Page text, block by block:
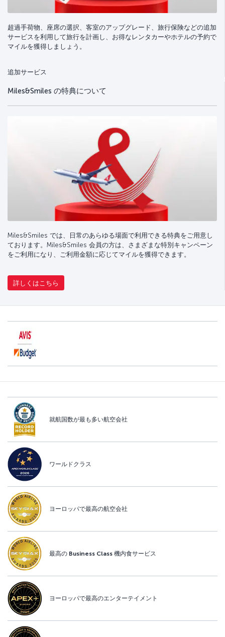
超過手荷物、座席の選択、客室のアップグレード、旅行保険などの追加
サービスを利用して旅行を計画し、お得なレンタカーやホテルの予約で
マイルを獲得しましょう。
追加サービス
Miles&Smiles の特典について
Miles&Smiles では、日常のあらゆる場面で利用できる特典をご用意し
ております。Miles&Smiles 会員の方は、さまざまな特別キャンペーン
をご利用になり、ご利用金額に応じてマイルを獲得できます。
詳しくはこちら
就航国数が最も多い航空会社
ワールドクラス
ヨーロッパで最高の航空会社
最高の Business Class 機内食サービス
ヨーロッパで最高のエンターテイメント